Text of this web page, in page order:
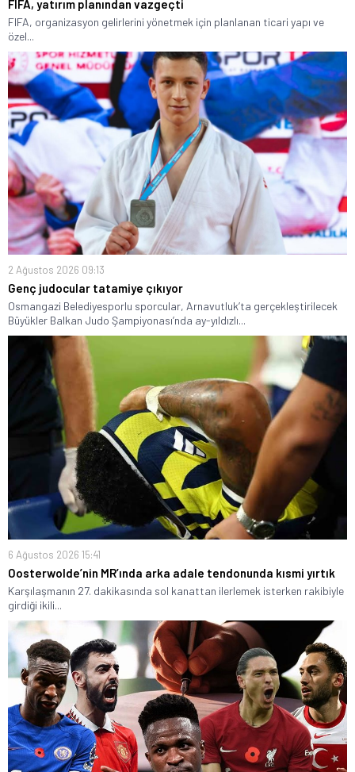
FIFA, yatırım planından vazgeçti
FIFA, organizasyon gelirlerini yönetmek için planlanan ticari yapı ve
özel...
2 Ağustos 2026 09:13
Genç judocular tatamiye çıkıyor
Osmangazi Belediyesporlu sporcular, Arnavutluk’ta gerçekleştirilecek
Büyükler Balkan Judo Şampiyonası’nda ay-yıldızlı...
6 Ağustos 2026 15:41
Oosterwolde’nin MR’ında arka adale tendonunda kısmi yırtık
Karşılaşmanın 27. dakikasında sol kanattan ilerlemek isterken rakibiyle
girdiği ikili...